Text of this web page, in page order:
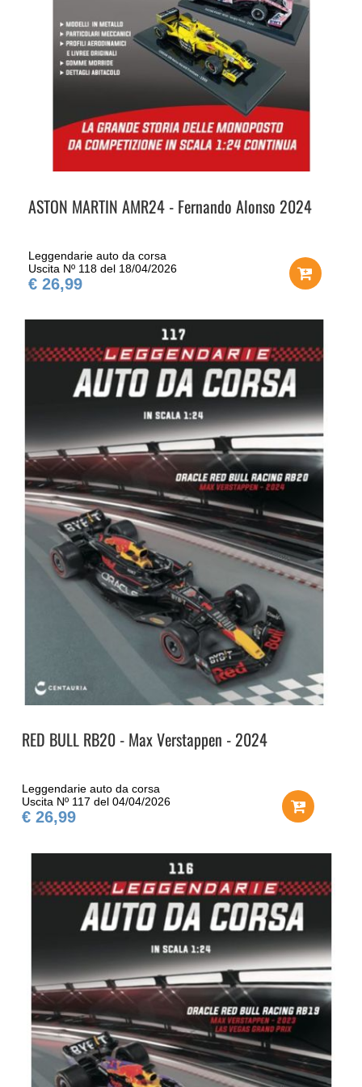
ASTON MARTIN AMR24 - Fernando Alonso 2024
Leggendarie auto da corsa
Uscita Nº 118 del 18/04/2026
€ 26,99
RED BULL RB20 - Max Verstappen - 2024
Leggendarie auto da corsa
Uscita Nº 117 del 04/04/2026
€ 26,99